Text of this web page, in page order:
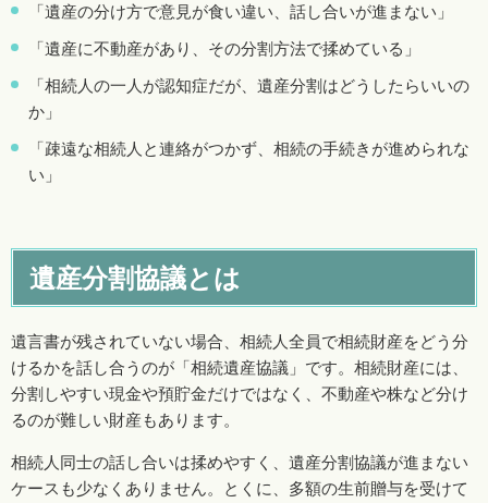
「遺産の分け方で意見が食い違い、話し合いが進まない」
「遺産に不動産があり、その分割方法で揉めている」
「相続人の一人が認知症だが、遺産分割はどうしたらいいの
か」
「疎遠な相続人と連絡がつかず、相続の手続きが進められな
い」
遺産分割協議とは
遺言書が残されていない場合、相続人全員で相続財産をどう分
けるかを話し合うのが「相続遺産協議」です。相続財産には、
分割しやすい現金や預貯金だけではなく、不動産や株など分け
るのが難しい財産もあります。
相続人同士の話し合いは揉めやすく、遺産分割協議が進まない
ケースも少なくありません。とくに、多額の生前贈与を受けて